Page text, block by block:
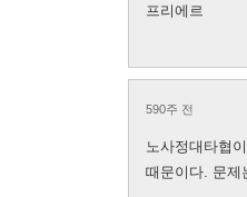
프리에르
590주 전
노사정대타협
때문이다. 문제